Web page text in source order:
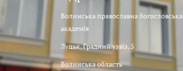
Волинська православна богословська
академія
Луцьк, Градний узвіз, 5
Волинська область